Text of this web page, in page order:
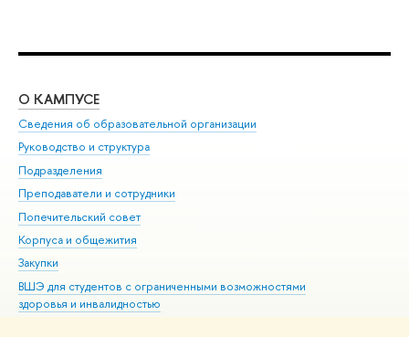
О КАМПУСЕ
Сведения об образовательной организации
Руководство и структура
Подразделения
Преподаватели и сотрудники
Попечительский совет
Корпуса и общежития
Закупки
ВШЭ для студентов с ограниченными возможностями
здоровья и инвалидностью